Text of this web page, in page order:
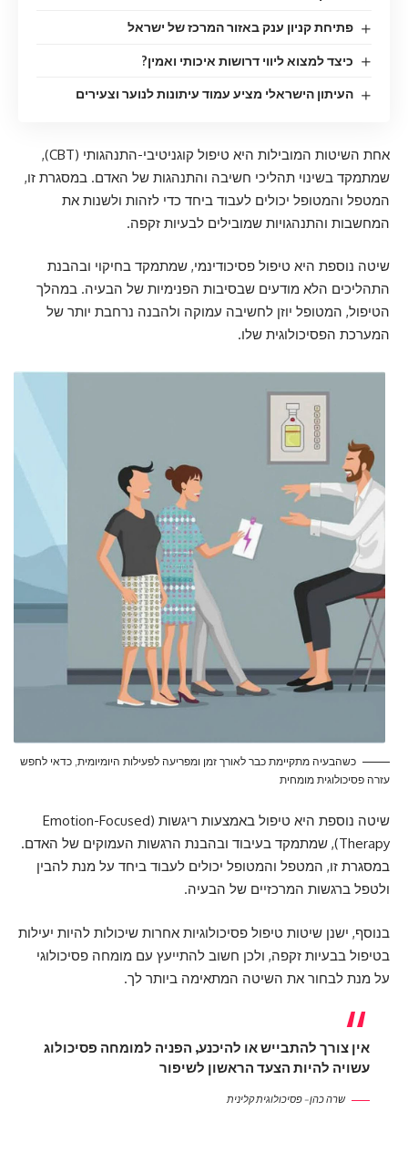
פתיחת קניון ענק באזור המרכז של ישראל
כיצד למצוא ליווי דרושות איכותי ואמין?
העיתון הישראלי מציע עמוד עיתונות לנוער וצעירים
אחת השיטות המובילות היא טיפול קוגניטיבי-התנהגותי (CBT),
שמתמקד בשינוי תהליכי חשיבה והתנהגות של האדם. במסגרת זו,
המטפל והמטופל יכולים לעבוד ביחד כדי לזהות ולשנות את
המחשבות והתנהגויות שמובילים לבעיות זקפה.
שיטה נוספת היא טיפול פסיכודינמי, שמתמקד בחיקוי ובהבנת
התהליכים הלא מודעים שבסיבות הפנימיות של הבעיה. במהלך
הטיפול, המטופל יוזן לחשיבה עמוקה ולהבנה נרחבת יותר של
המערכת הפסיכולוגית שלו.
כשהבעיה מתקיימת כבר לאורך זמן ומפריעה לפעילות היומיומית, כדאי לחפש
עזרה פסיכולוגית מומחית
שיטה נוספת היא טיפול באמצעות ריגשות (Emotion-Focused
Therapy), שמתמקד בעיבוד ובהבנת הרגשות העמוקים של האדם.
במסגרת זו, המטפל והמטופל יכולים לעבוד ביחד על מנת להבין
ולטפל ברגשות המרכזיים של הבעיה.
בנוסף, ישנן שיטות טיפול פסיכולוגיות אחרות שיכולות להיות יעילות
בטיפול בבעיות זקפה, ולכן חשוב להתייעץ עם מומחה פסיכולוגי
על מנת לבחור את השיטה המתאימה ביותר לך.
אין צורך להתבייש או להיכנע, הפניה למומחה פסיכולוג
עשויה להיות הצעד הראשון לשיפור
שרה כהן – פסיכולוגית קלינית